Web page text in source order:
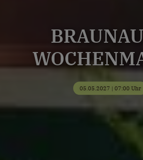
05.05.2027 | 07:00 Uhr